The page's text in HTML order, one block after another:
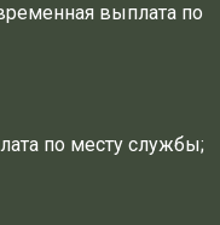
выплата по
по месту службы;